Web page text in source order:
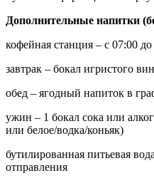
Дополнительные напитки
кофейная станция – с 07:00
завтрак – бокал игристого
обед – ягодный напиток в
ужин – 1 бокал сока или
или белое/водка/коньяк)
бутилированная питьевая
отправления